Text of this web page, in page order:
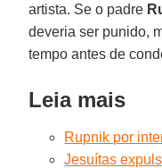
artista. Se o padre
deveria ser punido,
tempo antes de
Leia mais
Rupnik por
Jesuítas